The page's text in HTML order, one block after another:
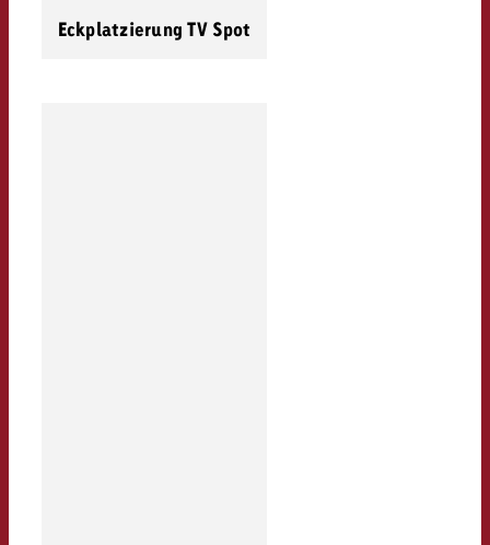
Eckplatzierung TV Spot